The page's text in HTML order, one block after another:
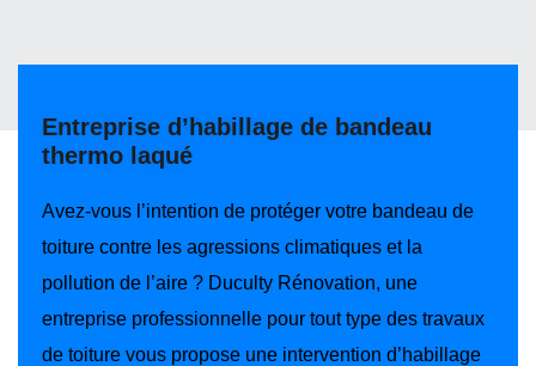
Entreprise d’habillage de bandeau
thermo laqué
Avez-vous l’intention de protéger votre bandeau de
toiture contre les agressions climatiques et la
pollution de l’aire ? Duculty Rénovation, une
entreprise professionnelle pour tout type des travaux
de toiture vous propose une intervention d’habillage